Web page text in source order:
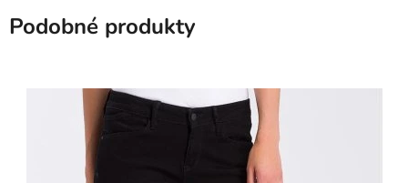
Podobné produkty